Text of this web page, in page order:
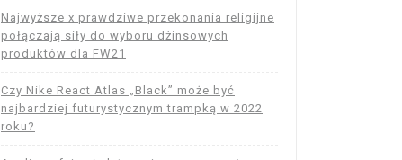
Najwyższe x prawdziwe przekonania religijne
połączają siły do ​​wyboru dżinsowych
produktów dla FW21
Czy Nike React Atlas „Black” może być
najbardziej futurystycznym trampką w 2022
roku?